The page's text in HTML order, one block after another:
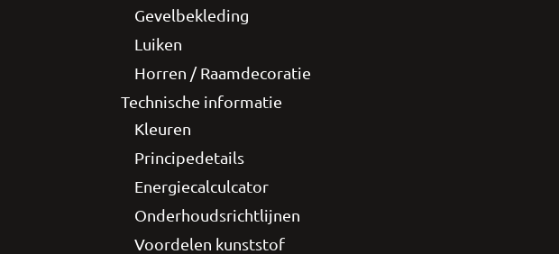
Gevelbekleding
Luiken
Horren / Raamdecoratie
Technische informatie
Kleuren
Principedetails
Energiecalculcator
Onderhoudsrichtlijnen
Voordelen kunststof